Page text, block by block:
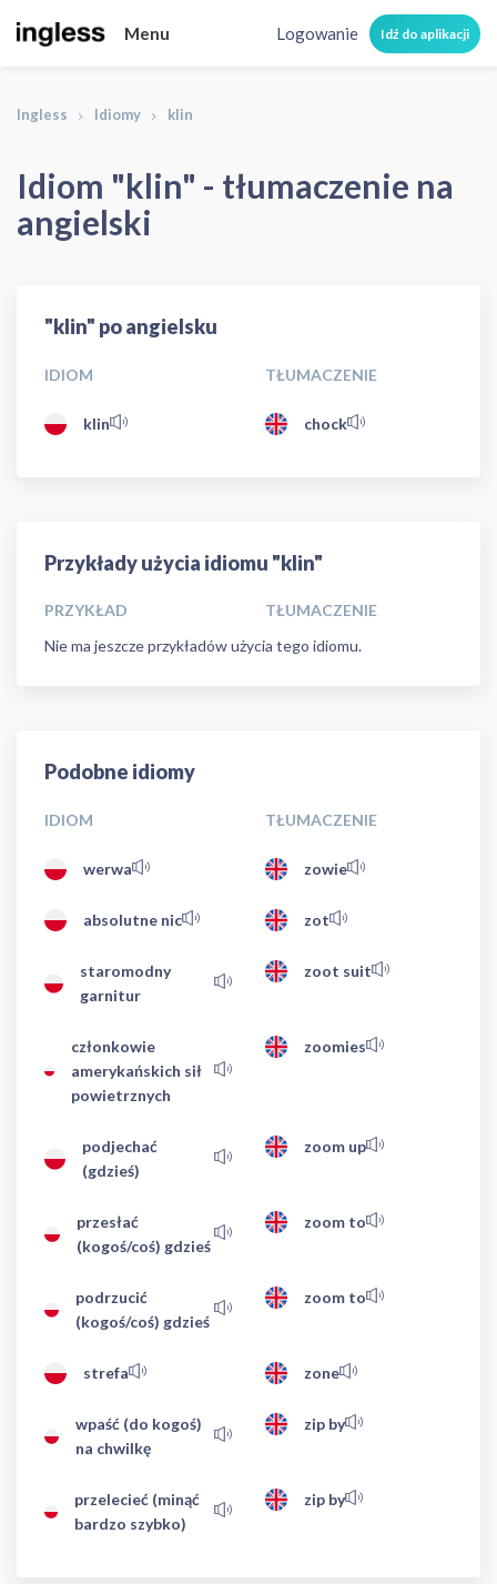
Menu Logowanie Idź do aplikacji
Ingless Idiomy klin
Idiom "klin" - tłumaczenie na
angielski
"klin" po angielsku
IDIOM TŁUMACZENIE
klin chock
Przykłady użycia idiomu "klin"
PRZYKŁAD
TŁUMACZENIE
Nie ma jeszcze przykładów użycia tego idiomu.
Podobne idiomy
IDIOM TŁUMACZENIE
werwa zowie
absolutne nic zot
staromodny
garnitur
zoot suit
członkowie
amerykańskich sił
powietrznych
zoomies
podjechać
(gdzieś)
zoom up
przesłać
(kogoś/coś) gdzieś
zoom to
podrzucić
(kogoś/coś) gdzieś
zoom to
strefa zone
wpaść (do kogoś)
na chwilkę
zip by
przelecieć (minąć
bardzo szybko)
zip by